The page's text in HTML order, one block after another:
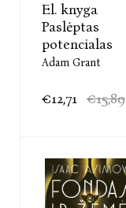
El. knyga
Paslėptas
potencialas
Adam Grant
€12,71 €15,89